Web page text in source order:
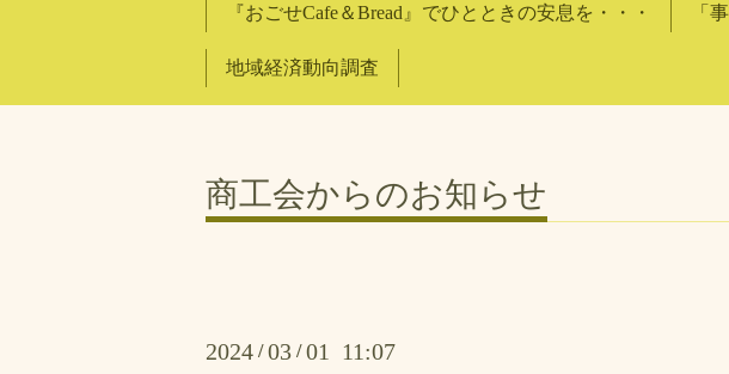
『おごせCafe＆Bread』でひとときの安息を・・・ 「
地域経済動向調査
商工会からのお知らせ
2024 /03 /01 11:07